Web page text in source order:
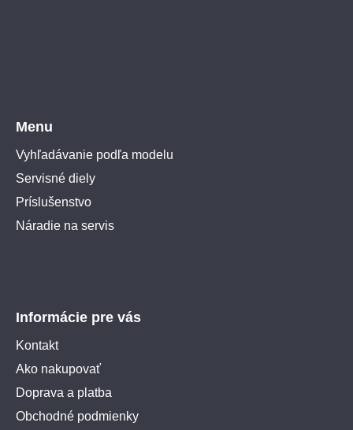
Menu
Vyhľadávanie podľa modelu
Servisné diely
Príslušenstvo
Náradie na servis
Informácie pre vás
Kontakt
Ako nakupovať
Doprava a platba
Obchodné podmienky